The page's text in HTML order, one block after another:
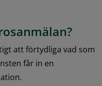
att förtydliga vad som
får in en